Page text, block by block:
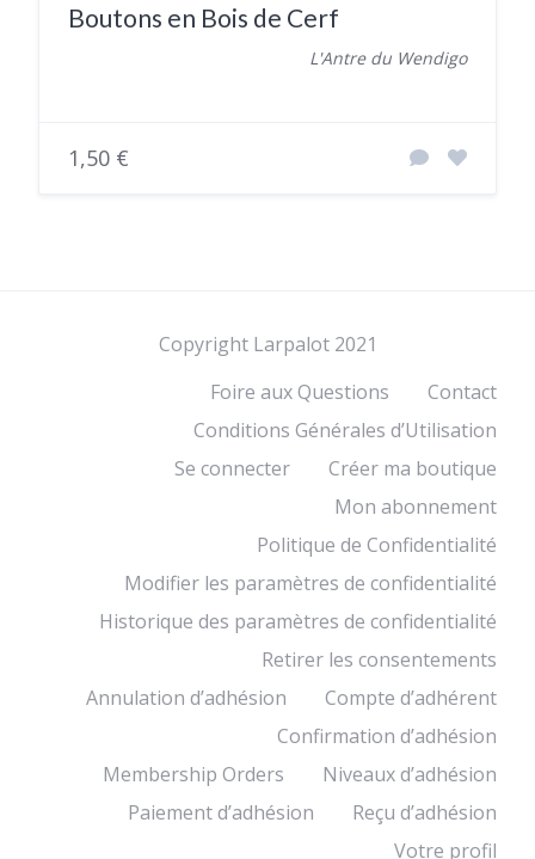
Boutons en Bois de Cerf
L'Antre du Wendigo
1,50 €
Copyright Larpalot 2021
Foire aux Questions
Contact
Conditions Générales d’Utilisation
Se connecter
Créer ma boutique
Mon abonnement
Politique de Confidentialité
Modifier les paramètres de confidentialité
Historique des paramètres de confidentialité
Retirer les consentements
Annulation d’adhésion
Compte d’adhérent
Confirmation d’adhésion
Membership Orders
Niveaux d’adhésion
Paiement d’adhésion
Reçu d’adhésion
Votre profil